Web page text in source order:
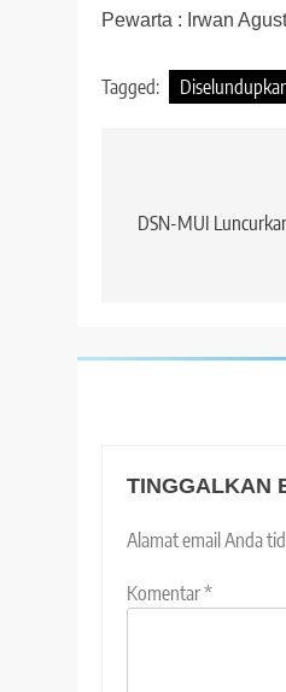
Pewarta : Irwan
Tagged:
pos
DSN-MUI
TINGGALKAN
Alamat email Anda
Komentar*